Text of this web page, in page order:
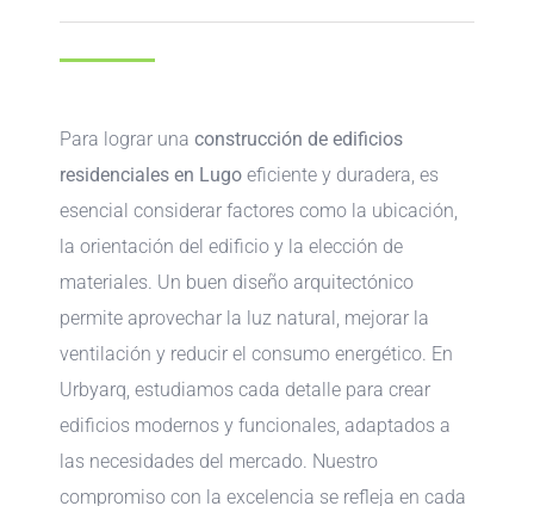
Para lograr una construcción de edificios
residenciales en Lugo eficiente y duradera, es
esencial considerar factores como la ubicación,
la orientación del edificio y la elección de
materiales. Un buen diseño arquitectónico
permite aprovechar la luz natural, mejorar la
ventilación y reducir el consumo energético. En
Urbyarq, estudiamos cada detalle para crear
edificios modernos y funcionales, adaptados a
las necesidades del mercado. Nuestro
compromiso con la excelencia se refleja en cada